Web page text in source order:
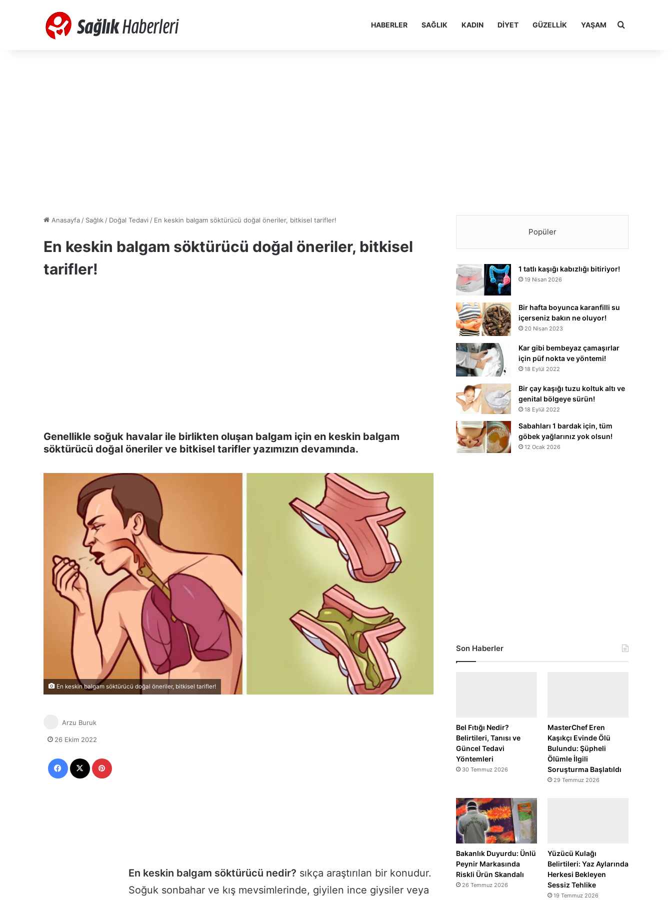
HABERLER SAĞLIK KADIN DIYET GÜZELLIK YAŞAM Arama yap
Anasayfa / Sağlık / Doğal Tedavi / En keskin balgam söktürücü doğal öneriler, bitkisel tarifler!
En keskin balgam söktürücü doğal öneriler, bitkisel
tarifler!
Genellikle soğuk havalar ile birlikten oluşan balgam için en keskin balgam
söktürücü doğal öneriler ve bitkisel tarifler yazımızın devamında.
En keskin balgam söktürücü doğal öneriler, bitkisel tarifler!
En keskin balgam söktürücü nedir? sıkça araştırılan bir konudur.
Soğuk sonbahar ve kış mevsimlerinde, giyilen ince giysiler veya
Arzu Buruk
26 Ekim 2022
Popüler
1 tatlı kaşığı kabızlığı bitiriyor!
19 Nisan 2026
Bir hafta boyunca karanfilli su
içerseniz bakın ne oluyor!
20 Nisan 2023
Kar gibi bembeyaz çamaşırlar
için püf nokta ve yöntemi!
18 Eylül 2022
Bir çay kaşığı tuzu koltuk altı ve
genital bölgeye sürün!
18 Eylül 2022
Sabahları 1 bardak için, tüm
göbek yağlarınız yok olsun!
12 Ocak 2026
Son Haberler
Bel Fıtığı Nedir?
Belirtileri, Tanısı ve
Güncel Tedavi
Yöntemleri
30 Temmuz 2026
MasterChef Eren
Kaşıkçı Evinde Ölü
Bulundu: Şüpheli
Ölümle İlgili
Soruşturma Başlatıldı
29 Temmuz 2026
Bakanlık Duyurdu: Ünlü
Peynir Markasında
Riskli Ürün Skandalı
26 Temmuz 2026
Yüzücü Kulağı
Belirtileri: Yaz Aylarında
Herkesi Bekleyen
Sessiz Tehlike
19 Temmuz 2026